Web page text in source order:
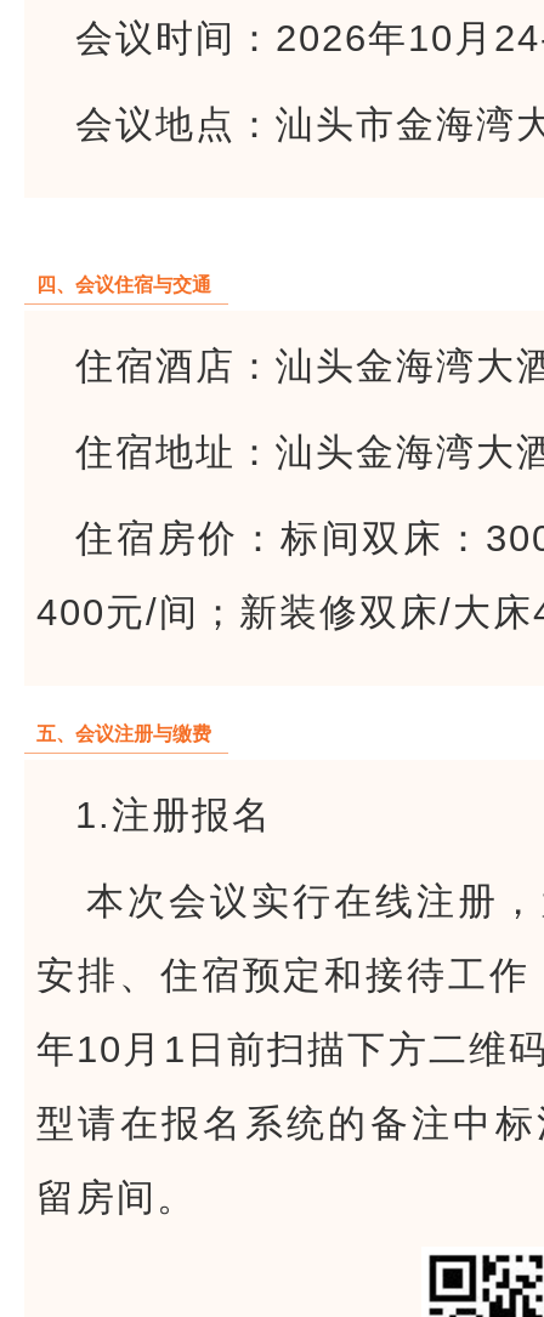
会议时间：2026年10月
会议地点：汕头市金海湾
四、会议住宿与交通
住宿酒店：汕头金海湾大
住宿地址：汕头金海湾大
住宿房价：标间双床：
400元/间； 新装修双床/大
五、会议注册与缴费
1.注册报名
本次会议实行在线注册
安排、住宿预定和接待工
年10月1日前扫描下方二维
型请在报名系统的备注中
留房间。